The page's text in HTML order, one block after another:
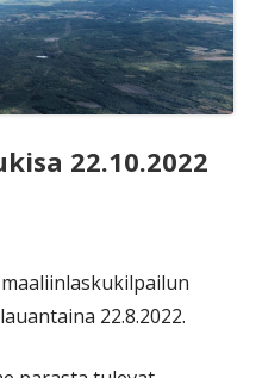
22.10.2022
22.8.2022.